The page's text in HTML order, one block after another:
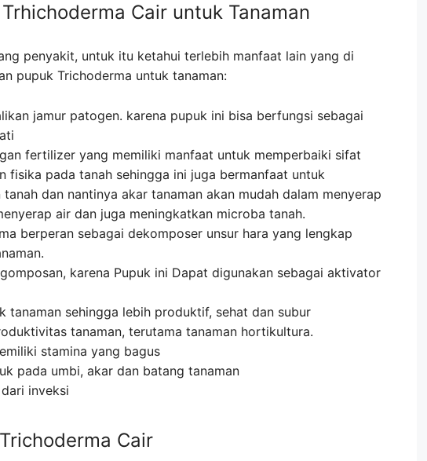
Cair untuk Tanaman
penyakit, untuk itu ketahui terlebih manfaat lain yang di
pupuk Trichoderma untuk tanaman:
jamur patogen. karena pupuk ini bisa berfungsi sebagai
fertilizer yang memiliki manfaat untuk memperbaiki sifat
fisika pada tanah sehingga ini juga bermanfaat untuk
dan nantinya akar tanaman akan mudah dalam menyerap
air dan juga meningkatkan microba tanah.
berperan sebagai dekomposer unsur hara yang lengkap
karena Pupuk ini Dapat digunakan sebagai aktivator
tanaman sehingga lebih produktif, sehat dan subur
tanaman, terutama tanaman hortikultura.
stamina yang bagus
pada umbi, akar dan batang tanaman
inveksi
Cair